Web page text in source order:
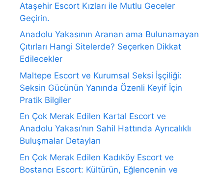
Ataşehir Escort Kızları ile Mutlu Geceler
Geçirin.
Anadolu Yakasının Aranan ama Bulunamayan
Çıtırları Hangi Sitelerde? Seçerken Dikkat
Edilecekler
Maltepe Escort ve Kurumsal Seksi İşçiliği:
Seksin Gücünün Yanında Özenli Keyif İçin
Pratik Bilgiler
En Çok Merak Edilen Kartal Escort ve
Anadolu Yakası’nın Sahil Hattında Ayrıcalıklı
Buluşmalar Detayları
En Çok Merak Edilen Kadıköy Escort ve
Bostancı Escort: Kültürün, Eğlencenin ve